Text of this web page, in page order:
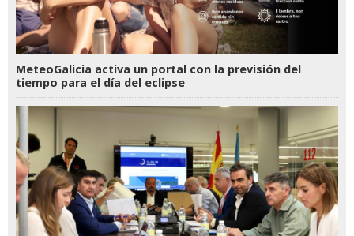
MeteoGalicia activa un portal con la previsión del
tiempo para el día del eclipse